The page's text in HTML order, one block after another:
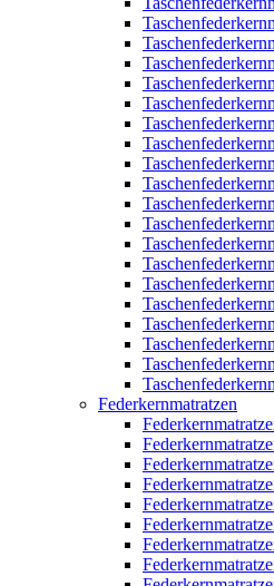
Federkernmatratzen